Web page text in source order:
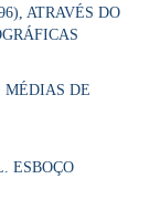
ATRAVÉS DO
MÉDIAS DE
ESBOÇO